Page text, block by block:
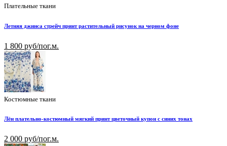
Плательные ткани
Летняя джинса стрейч принт растительный рисунок на черном фоне
1 800 руб/пог.м.
Костюмные ткани
Лён плательно-костюмный мягкий принт цветочный купон с синих тонах
2 000 руб/пог.м.